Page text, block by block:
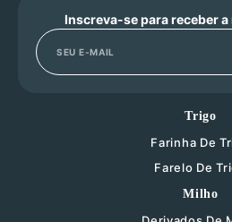
Inscreva-se para receber
Trigo
Farinha De
Farelo De
Milho